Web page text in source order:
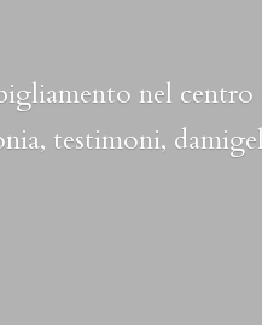
nel centro
testimoni,